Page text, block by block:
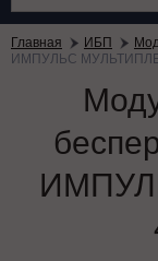
Главная ИБП
ИМПУЛЬС